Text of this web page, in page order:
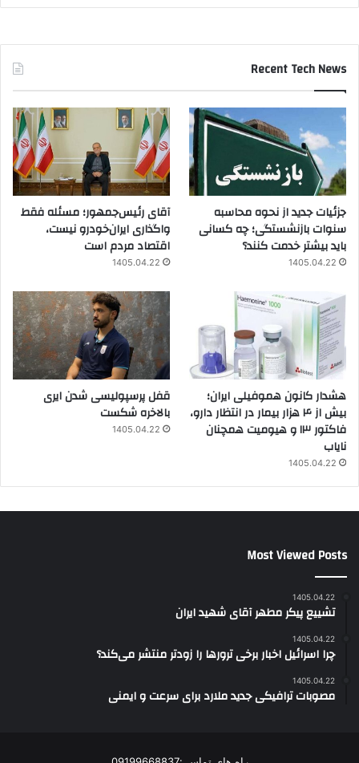
Recent Tech News
جزئیات جدید از نحوه محاسبه
سنوات بازنشستگی؛ چه کسانی
باید بیشتر خدمت کنند؟
1405.04.22
آقای رئیس‌جمهور؛ مسئله فقط
واگذاری ایران‌خودرو نیست،
اقتصاد مردم است
1405.04.22
هشدار کانون هموفیلی ایران؛
بیش از ۴ هزار بیمار در انتظار دارو،
فاکتور ۱۳ و هیومیت همچنان
نایاب
1405.04.22
قفل پرسپولیسی شدن ایری
بالاخره شکست
1405.04.22
Most Viewed Posts
1405.04.22
تشییع پیکر مطهر آقای شهید ایران
1405.04.22
چرا اسرائیل اخبار برخی ترورها را زودتر منتشر می‌کند؟
1405.04.22
مصوبات ترافیکی جدید ملارد برای سرعت و ایمنی